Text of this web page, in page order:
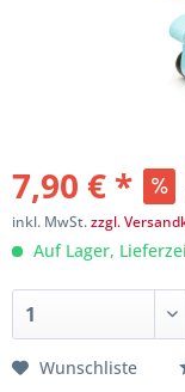
7,90 € *
inkl. MwSt.zzgl.
Auf Lager,
Wunschliste